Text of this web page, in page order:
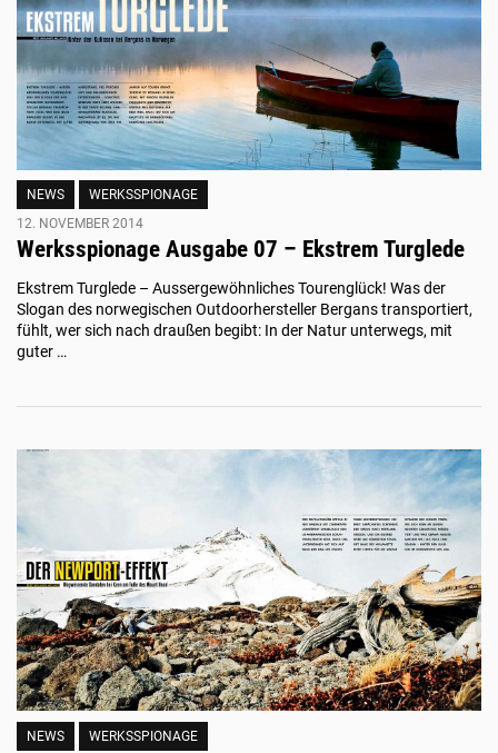
NEWS
WERKSSPIONAGE
12. NOVEMBER 2014
Werksspionage Ausgabe 07 – Ekstrem Turglede
Ekstrem Turglede – Aussergewöhnliches Tourenglück! Was der
Slogan des norwegischen Outdoorhersteller Bergans transportiert,
fühlt, wer sich nach draußen begibt: In der Natur unterwegs, mit
guter …
NEWS
WERKSSPIONAGE